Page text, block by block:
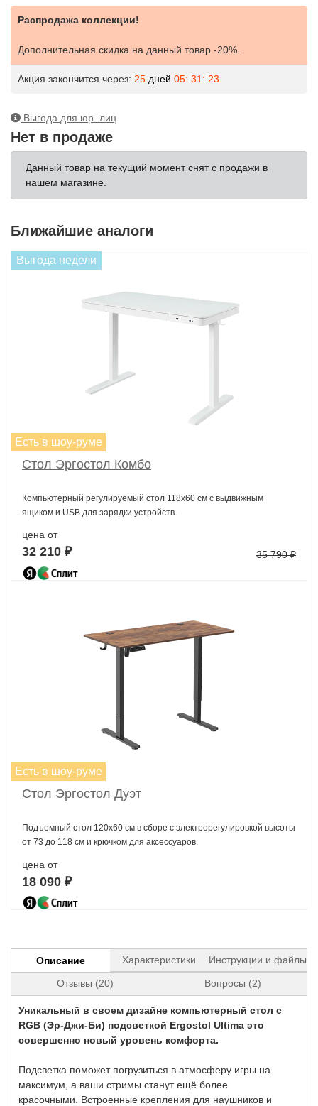
Распродажа коллекции!
Дополнительная скидка на данный товар -20%.
Акция закончится через: 25 дней 05: 31: 22
Выгода для юр. лиц
Нет в продаже
Данный товар на текущий момент снят с продажи в
нашем магазине.
Ближайшие аналоги
Выгода недели
Есть в шоу-руме
Стол Эргостол Комбо
Компьютерный регулируемый стол 118х60 см с выдвижным
ящиком и USB для зарядки устройств.
цена от
32 210 ₽ 35 790 ₽
Есть в шоу-руме
Стол Эргостол Дуэт
Подъемный стол 120х60 см в сборе с электрорегулировкой высоты
от 73 до 118 см и крючком для аксессуаров.
цена от
18 090 ₽
Описание Характеристики Инструкции и файлы
Отзывы (20) Вопросы (2)
Уникальный в своем дизайне компьютерный стол с
RGB (Эр-Джи-Би) подсветкой Ergostol Ultima это
совершенно новый уровень комфорта.
Подсветка поможет погрузиться в атмосферу игры на
максимум, а ваши стримы станут ещё более
красочными. Встроенные крепления для наушников и